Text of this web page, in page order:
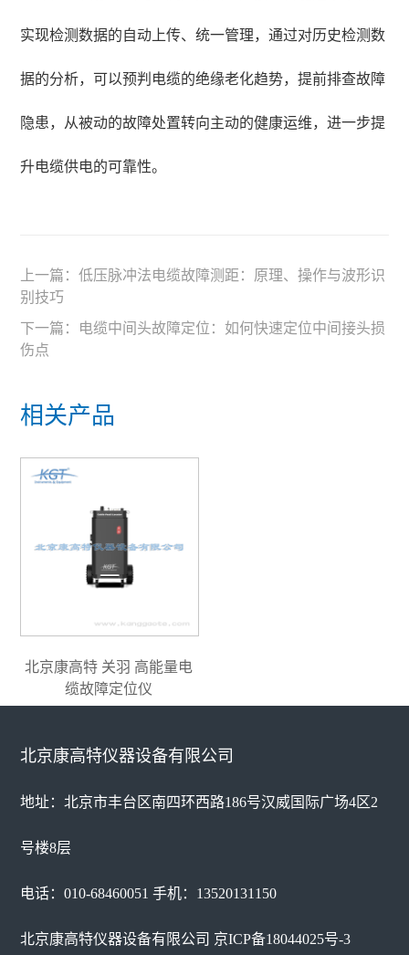
实现检测数据的自动上传、统一管理，通过对历史检测数
据的分析，可以预判电缆的绝缘老化趋势，提前排查故障
隐患，从被动的故障处置转向主动的健康运维，进一步提
升电缆供电的可靠性。
上一篇：低压脉冲法电缆故障测距：原理、操作与波形识
别技巧
下一篇： 电缆中间头故障定位：如何快速定位中间接头损
伤点
相关产品
北京康高特 关羽 高能量电
缆故障定位仪
北京康高特仪器设备有限公司
地址：北京市丰台区南四环西路186号汉威国际广场4区2
号楼8层
电话：010-68460051 手机：13520131150
北京康高特仪器设备有限公司 京ICP备18044025号-3